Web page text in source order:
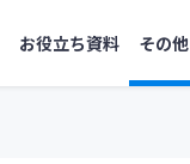
お役立ち資料 その他